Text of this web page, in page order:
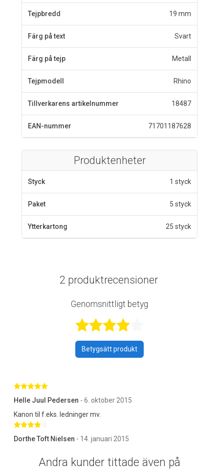
Tejpbredd 19 mm
Färg på text Svart
Färg på tejp Metall
Tejpmodell Rhino
Tillverkarens artikelnummer 18487
EAN-nummer 71701187628
Produktenheter
Styck 1 styck
Paket 5 styck
Ytterkartong 25 styck
2 produktrecensioner
Genomsnittligt betyg
Betygsätt produkt
Betygsatt 5 av 5 stjärnor
Helle Juul Pedersen - 6. oktober 2015
Kanon til f.eks. ledninger mv.
Dorthe Toft Nielsen - 14. januari 2015
Andra kunder tittade även på